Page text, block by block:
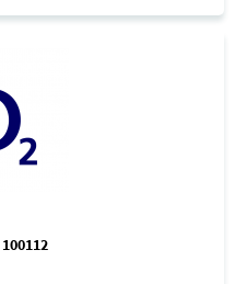
100112